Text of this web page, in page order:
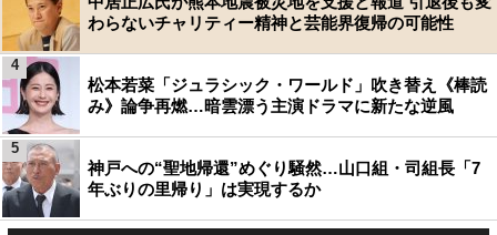
わらないチャリティー精神と芸能界復帰の可能性
松本若菜「ジュラシック・ワールド」吹き替え《棒読
み》論争再燃…暗雲漂う主演ドラマに新たな逆風
4
神戸への“聖地帰還”めぐり騒然…山口組・司組長「7
年ぶりの里帰り」は実現するか
5